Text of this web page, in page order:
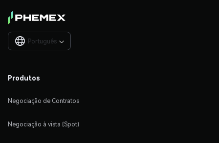
Português 
Produtos
Negociação de Contratos
Negociação à vista (Spot)